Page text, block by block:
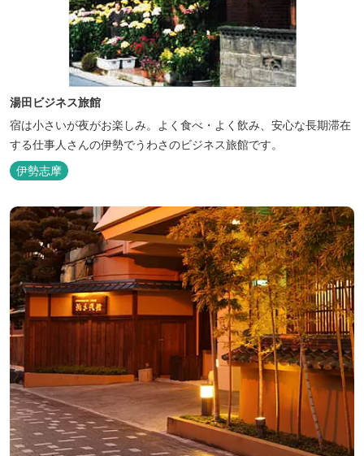
湯田ビジネス旅館
宿は小さいが夜がお楽しみ。よく食べ・よく飲み、安心な長期滞在
する仕事人さんの伊勢でうわさのビジネス旅館です。
伊勢志摩